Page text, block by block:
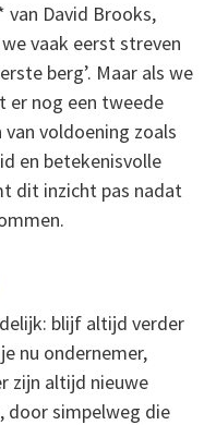
van David Brooks,
vaak eerst streven
berg’. Maar als we
er nog een tweede
voldoening zoals
en betekenisvolle
dit inzicht pas nadat
blijf altijd verder
nu ondernemer,
zijn altijd nieuwe
door simpelweg die